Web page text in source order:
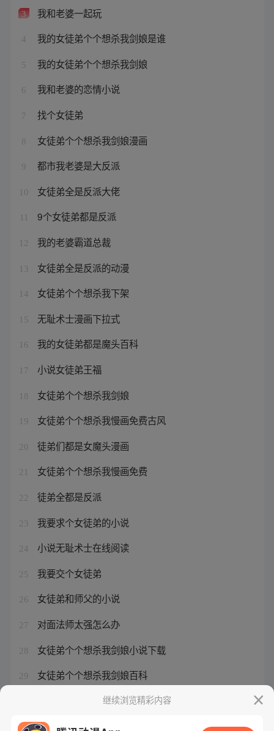
3 我和老婆一起玩
4 我的女徒弟个个想杀我剑娘是谁
5 我的女徒弟个个想杀我剑娘
6 我和老婆的恋情小说
7 找个女徒弟
8 女徒弟个个想杀我剑娘漫画
9 都市我老婆是大反派
10 女徒弟全是反派大佬
9个女徒弟都是反派
12 我的老婆霸道总裁
13 女徒弟全是反派的动漫
14 女徒弟个个想杀我下架
15 无耻术士漫画下拉式
16 我的女徒弟都是魔头百科
17 小说女徒弟王福
18 女徒弟个个想杀我剑娘
19 女徒弟个个想杀我慢画免费古风
20 徒弟们都是女魔头漫画
21 女徒弟个个想杀我慢画免费
22 徒弟全都是反派
23 我要求个女徒弟的小说
24 小说无耻术士在线阅读
25 我要交个女徒弟
26 女徒弟和师父的小说
27 对面法师太强怎么办
28 女徒弟个个想杀我剑娘小说下载
29 女徒弟个个想杀我剑娘百科
继续浏览精彩内容